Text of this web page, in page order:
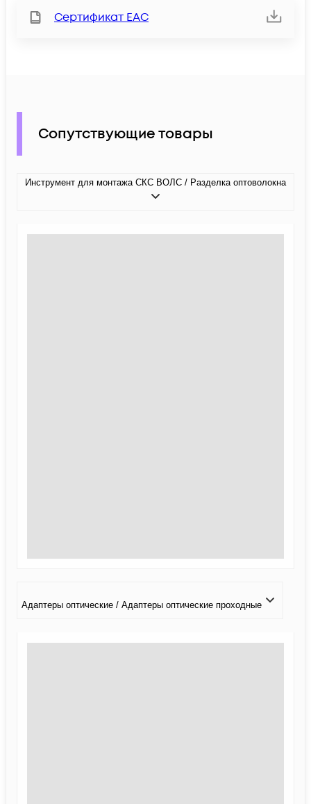
Сертификат ЕАС
Сопутствующие товары
Инструмент для монтажа СКС ВОЛС / Разделка оптоволокна
Адаптеры оптические / Адаптеры оптические проходные